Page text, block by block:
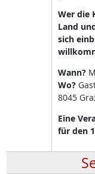
Wer die
Land
sich
Wann?
Wo?
8045
Eine
für den